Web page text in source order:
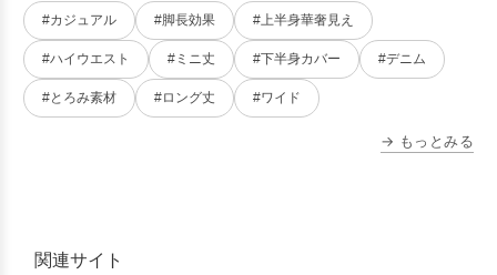
#カジュアル #脚長効果 #上半身華奢見え
#ハイウエスト #ミニ丈 #下半身カバー #デニム
#とろみ素材 #ロング丈 #ワイド
→ もっとみる
関連サイト